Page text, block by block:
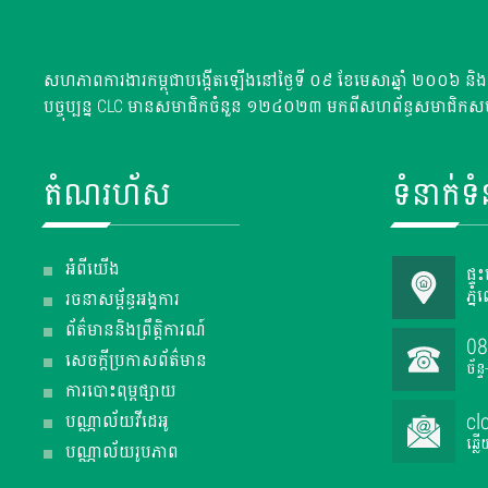
សហភាពការងារកម្ពុជាបង្កើតឡើងនៅថ្ងៃទី ០៩ ខែមេសាឆ្នាំ ២០០៦
បច្ចុប្បន្ន CLC មានសមាជិកចំនួន ១២៤០២៣ មកពីសហព័ន្ធសមាជិ
តំណរហ័ស
អំពីយើង
រចនាសម្ព័ន្ធអង្គការ
ព័ត៌មាននិងព្រឹត្តិការណ៍
សេចក្តី​ប្រកាស​ព័ត៌មាន
ការបោះពុម្ពផ្សាយ
បណ្ណាល័យវីដេអូ
បណ្ណាល័យរូបភាព
ទំនាក់
ផ្
ភ្នំ
ច័ន្
ឆ្ល